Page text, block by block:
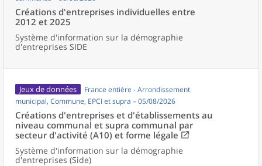
Créations d'entreprises individuelles entre
2012 et 2025
Système d'information sur la démographie
d'entreprises SIDE
Jeux de données
France entière - Arrondissement
municipal, Commune, EPCI et supra – 05/08/2026
Créations d'entreprises et d'établissements au
niveau communal et supra communal par
secteur d'activité (A10) et forme légale
Système d'information sur la démographie
d'entreprises (Side)